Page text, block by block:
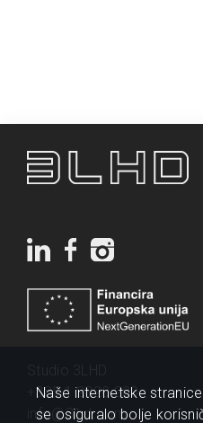
+385 1 2320 200
info@3lhd.com
Naše internetske
se osiguralo bolje